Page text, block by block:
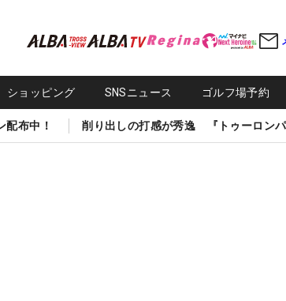
ショッピング SNSニュース ゴルフ場予約
配布中！ 削り出しの打感が秀逸 『トゥーロンパ